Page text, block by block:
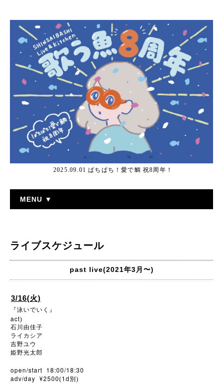
2025.09.01 ぱちぱち！愛で鯛 祝8周年！
MENU ▼
ライブスケジュール
past live(2021年3月〜)
3/16(火)
『泳いでいく』
act)
石川由佳子
ライカシア
吉野ユウ
姫野光太郎
open/start 18:00/18:30
adv/day ¥2500(1d 別)